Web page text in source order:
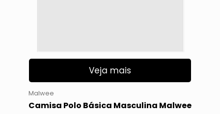
Veja mais
Malwee
Camisa Polo Básica Masculina Malwee